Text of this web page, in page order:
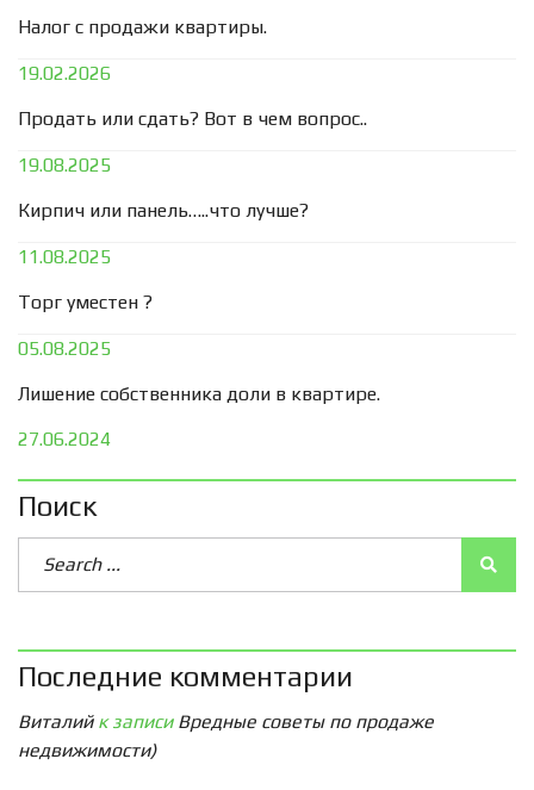
Налог с продажи квартиры.
19.02.2026
Продать или сдать? Вот в чем вопрос..
19.08.2025
Кирпич или панель…..что лучше?
11.08.2025
Торг уместен ?
05.08.2025
Лишение собственника доли в квартире.
27.06.2024
Поиск
Последние комментарии
Виталийк записи Вредные советы по продаже
недвижимости)